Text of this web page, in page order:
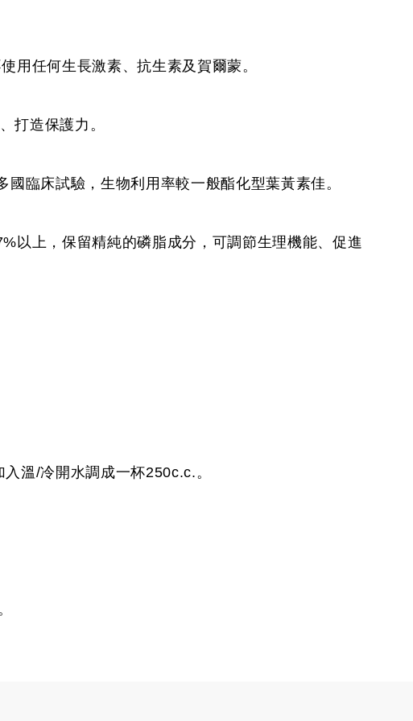
用任何生長激素、抗生素及賀爾蒙。
打造保護力。
臨床試驗，生物利用率較一般酯化型葉黃素佳。
以上，保留精純的磷脂成分，可調節生理機能、促進
溫/冷開水調成一杯250c.c.。